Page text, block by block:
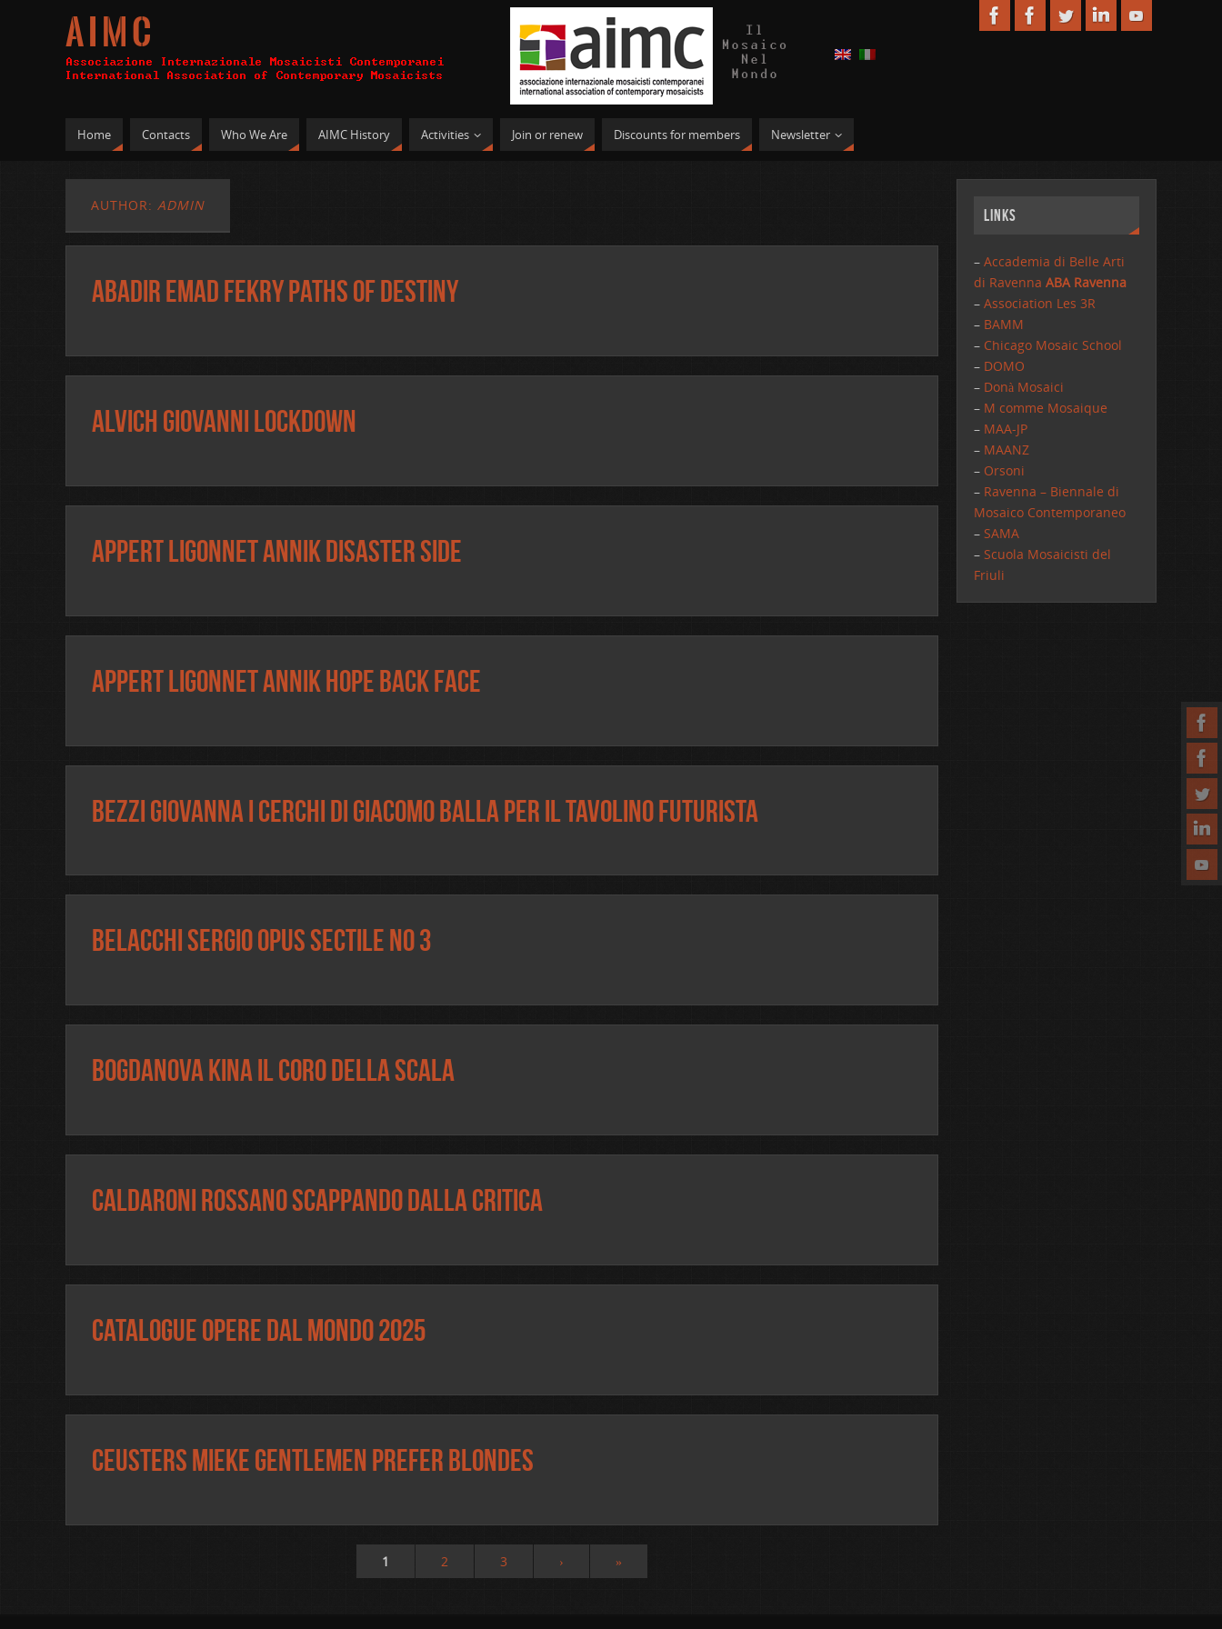
A I M C
Home Contacts Who We Are AIMC History Activities Join or renew Discounts for members Newsletter
AUTHOR: ADMIN
Abadir Emad Fekry Paths of Destiny
Alvich Giovanni Lockdown
Appert Ligonnet Annik Disaster side
Appert Ligonnet Annik Hope back face
Bezzi Giovanna I cerchi di Giacomo Balla per il tavolino futurista
Belacchi Sergio Opus Sectile No 3
Bogdanova Kina Il Coro della Scala
Caldaroni Rossano Scappando dalla critica
Catalogue OPERE DAL MONDO 2025
Ceusters Mieke Gentlemen prefer blondes
1 2 3 › »
Links
– Accademia di Belle Arti
di RavennaABA Ravenna
–Association Les 3R
– BAMM
– Chicago Mosaic School
– DOMO
– Donà Mosaici
– M comme Mosaique
– MAA-JP
– MAANZ
– Orsoni
– Ravenna – Biennale di
Mosaico Contemporaneo
– SAMA
– Scuola Mosaicisti del
Friuli